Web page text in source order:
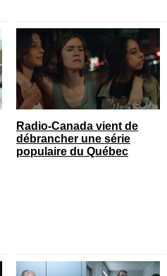
Radio-Canada vient de
débrancher une série
populaire du Québec